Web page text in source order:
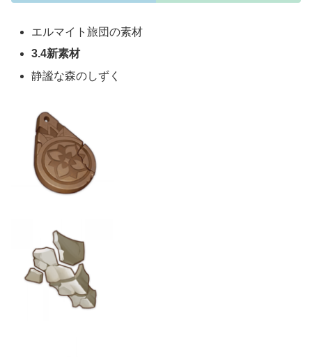
エルマイト旅団の素材
3.4新素材
静謐な森のしずく